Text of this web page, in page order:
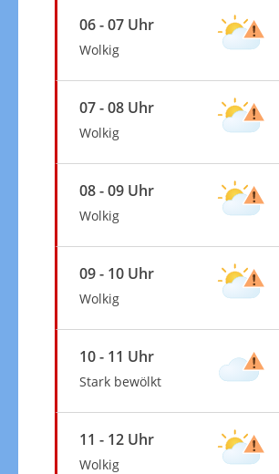
06 - 07 Uhr
Wolkig
07 - 08 Uhr
Wolkig
08 - 09 Uhr
Wolkig
09 - 10 Uhr
Wolkig
10 - 11 Uhr
Stark bewölkt
11 - 12 Uhr
Wolkig